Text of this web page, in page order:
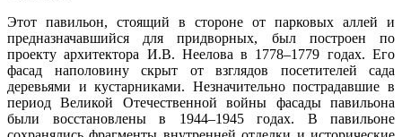
Этот павильон, стоящий в стороне от парковых аллей и
предназначавшийся для придворных, был построен по
проекту архитектора И.В. Неелова в 1778–1779 годах. Его
фасад наполовину скрыт от взглядов посетителей сада
деревьями и кустарниками. Незначительно пострадавшие в
период Великой Отечественной войны фасады павильона
были восстановлены в 1944–1945 годах. В павильоне